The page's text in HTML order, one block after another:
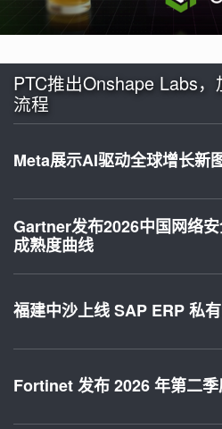
PTC推出Onshape Labs
流程
Meta展示AI驱动全球增长新
Gartner发布2026中国网络
成熟度曲线
福建中沙上线 SAP ERP 私
Fortinet 发布 2026 年第二